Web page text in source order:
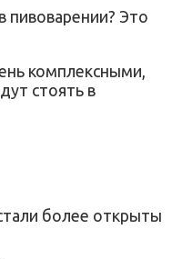
пивоварении? Это
комплексными,
стоять в
более открыты